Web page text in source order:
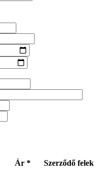
Ár * Szerződő felek